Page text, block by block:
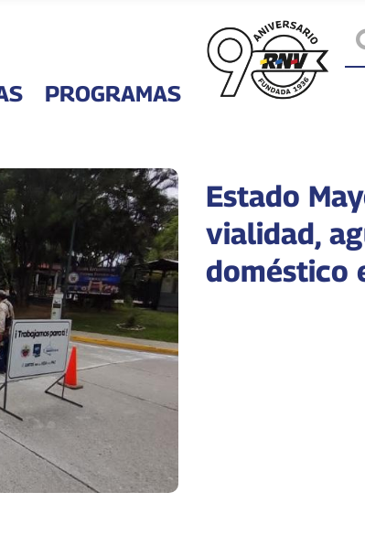
PROGRAMAS
Estado
vialidad,
doméstico